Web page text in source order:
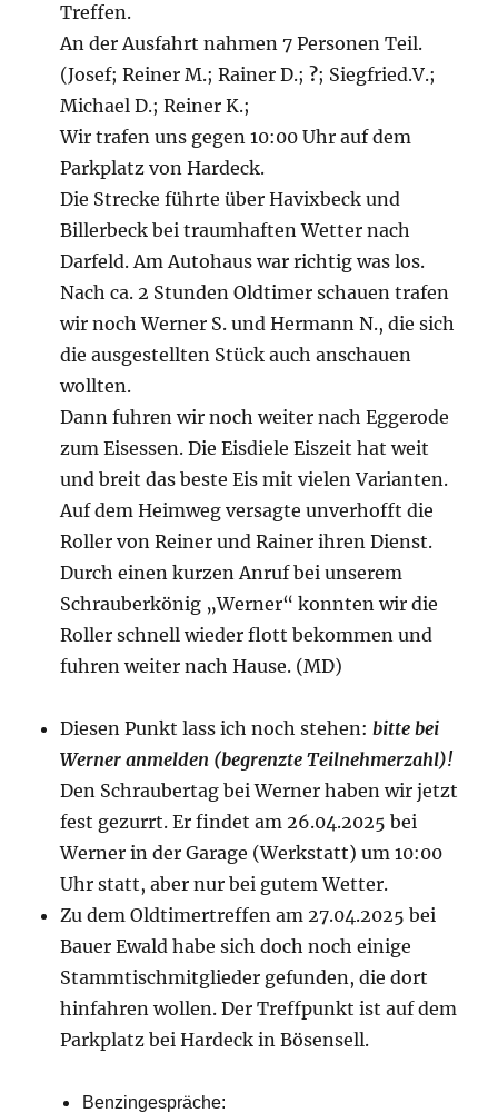
Treffen.
An der Ausfahrt nahmen 7 Personen Teil.
(Josef; Reiner M.; Rainer D.; ?; Siegfried.V.;
Michael D.; Reiner K.;
Wir trafen uns gegen 10:00 Uhr auf dem
Parkplatz von Hardeck.
Die Strecke führte über Havixbeck und
Billerbeck bei traumhaften Wetter nach
Darfeld. Am Autohaus war richtig was los.
Nach ca. 2 Stunden Oldtimer schauen trafen
wir noch Werner S. und Hermann N., die sich
die ausgestellten Stück auch anschauen
wollten.
Dann fuhren wir noch weiter nach Eggerode
zum Eisessen. Die Eisdiele Eiszeit hat weit
und breit das beste Eis mit vielen Varianten.
Auf dem Heimweg versagte unverhofft die
Roller von Reiner und Rainer ihren Dienst.
Durch einen kurzen Anruf bei unserem
Schrauberkönig „Werner“ konnten wir die
Roller schnell wieder flott bekommen und
fuhren weiter nach Hause. (MD)
Diesen Punkt lass ich noch stehen:bitte bei
Werner anmelden (begrenzte Teilnehmerzahl)!
Den Schraubertag bei Werner haben wir jetzt
fest gezurrt. Er findet am 26.04.2025 bei
Werner in der Garage (Werkstatt) um 10:00
Uhr statt, aber nur bei gutem Wetter.
Zu dem Oldtimertreffen am 27.04.2025 bei
Bauer Ewald habe sich doch noch einige
Stammtischmitglieder gefunden, die dort
hinfahren wollen. Der Treffpunkt ist auf dem
Parkplatz bei Hardeck in Bösensell.
Benzingespräche: